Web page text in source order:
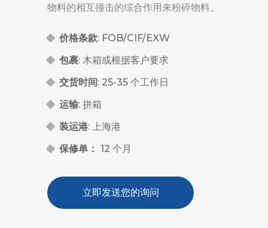
物料的相互撞击的综合作用来粉碎物料。
价格条款: FOB/CIF/EXW
包裹: 木箱或根据客户要求
交货时间: 25-35 个工作日
运输: 拼箱
装运港: 上海港
保修单： 12 个月
立即发送您的询问